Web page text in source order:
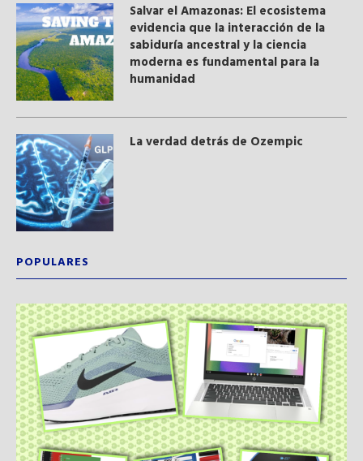
Salvar el Amazonas: El ecosistema
evidencia que la interacción de la
sabiduría ancestral y ​la ciencia
moderna​ es fundamental para la
humanidad
La verdad detrás de Ozempic
POPULARES